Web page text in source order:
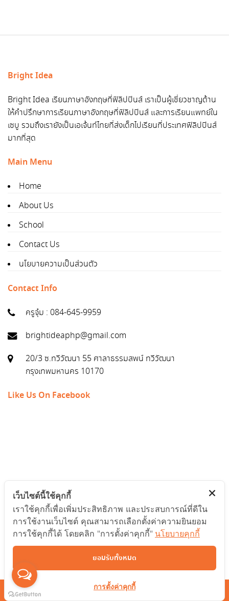
Bright Idea
Bright Idea เรียนภาษาอังกฤษที่ฟิลิปปินส์ เราเป็นผู้เชี่ยวชาญด้าน
ให้คำปรึกษาการเรียนภาษาอังกฤษที่ฟิลิปปินส์ และการเรียนแพทย์ใน
เซบู รวมถึงเรายังเป็นเอเจ้นท์ไทยที่ส่งเด็กไปเรียนที่ประเทศฟิลิปปินส์
มากที่สุด
Main Menu
Home
About Us
School
Contact Us
นโยบายความเป็นส่วนตัว
Contact Info
ครูจุ๋ม : 084-645-9959
brightideaphp@gmail.com
20/3 ซ.ทวีวัฒนา 55 ศาลาธรรมสพน์ ทวีวัฒนา
กรุงเทพมหานคร 10170
Like Us On Facebook
COPYRIGHT © BRIGHT IDEA. ALL RIGHTS RESERVED.
เว็บไซต์นี้ใช้คุกกี้
เราใช้คุกกี้เพื่อเพิ่มประสิทธิภาพ และประสบการณ์ที่ดีใน
การใช้งานเว็บไซต์ คุณสามารถเลือกตั้งค่าความยินยอม
การใช้คุกกี้ได้ โดยคลิก "การตั้งค่าคุกกี้" นโยบายคุกกี้
ยอมรับทั้งหมด
การตั้งค่าคุกกี้